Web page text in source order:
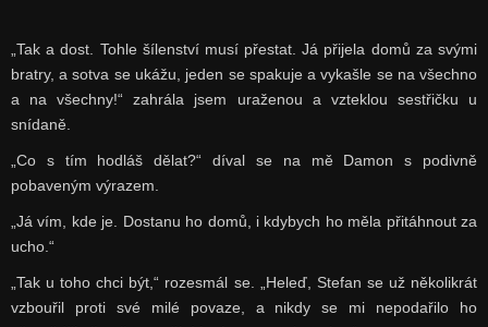
„Tak a dost. Tohle šílenství musí přestat. Já přijela domů za svými
bratry, a sotva se ukážu, jeden se spakuje a vykašle se na všechno
a na všechny!“ zahrála jsem uraženou a vzteklou sestřičku u
snídaně.
„Co s tím hodláš dělat?“ díval se na mě Damon s podivně
pobaveným výrazem.
„Já vím, kde je. Dostanu ho domů, i kdybych ho měla přitáhnout za
ucho.“
„Tak u toho chci být,“ rozesmál se. „Heleď, Stefan se už několikrát
vzbouřil proti své milé povaze, a nikdy se mi nepodařilo ho